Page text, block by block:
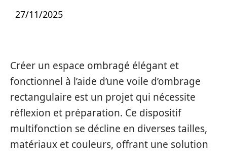
27/11/2025
Créer un espace ombragé élégant et
fonctionnel à l’aide d’une voile d’ombrage
rectangulaire est un projet qui nécessite
réflexion et préparation. Ce dispositif
multifonction se décline en diverses tailles,
matériaux et couleurs, offrant une solution